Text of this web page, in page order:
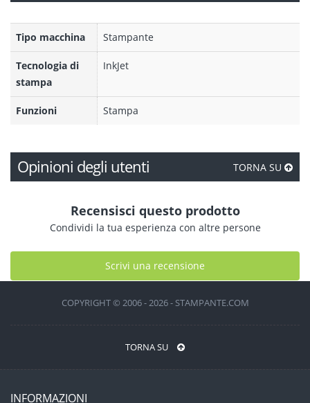
Tipo macchina Stampante
Tecnologia di
stampa
InkJet
Funzioni Stampa
Opinioni degli utenti TORNA SU
Recensisci questo prodotto
Condividi la tua esperienza con altre persone
Scrivi una recensione
COPYRIGHT © 2006 - 2026 - STAMPANTE.COM
TORNA SU
INFORMAZIONI